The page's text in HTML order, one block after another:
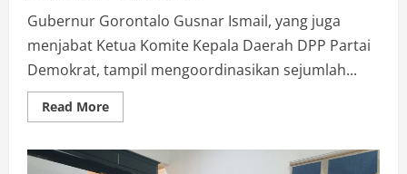
Gubernur Gorontalo Gusnar Ismail, yang juga
menjabat Ketua Komite Kepala Daerah DPP Partai
Demokrat, tampil mengoordinasikan sejumlah...
Read MoreRead
more
Ismail
Kumpulkan